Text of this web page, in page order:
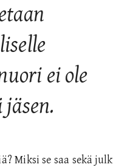
ei ole
Miksi se saa sekä